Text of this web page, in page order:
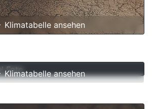
Klimatabelle ansehen
Klimatabelle ansehen